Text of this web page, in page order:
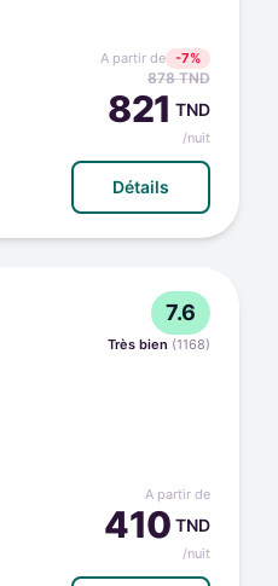
A partir de -7%
878 TND
821 TND
/nuit
Détails
7.6
Très bien (1168)
A partir de
410 TND
/nuit